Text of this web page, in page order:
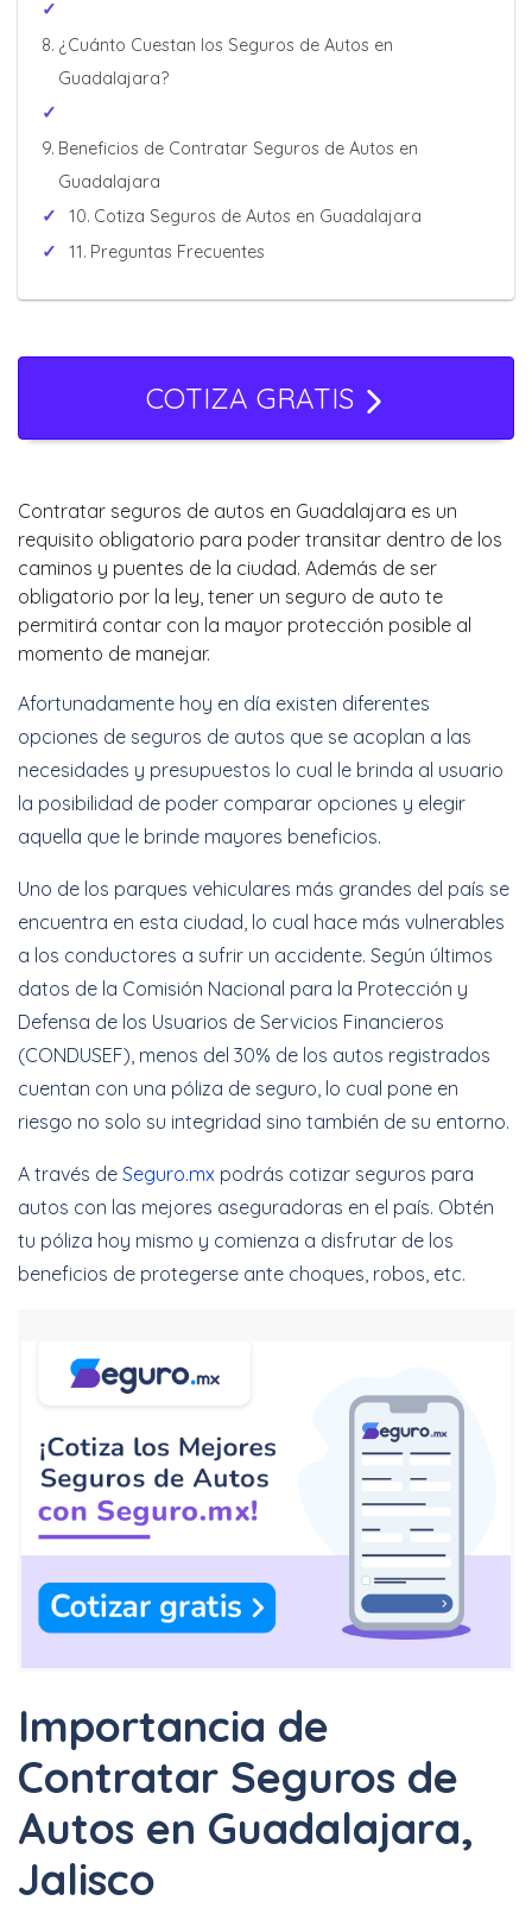
¿Cuánto Cuestan los Seguros de Autos en
Guadalajara?
Beneficios de Contratar Seguros de Autos en
Guadalajara
Cotiza Seguros de Autos en Guadalajara
Preguntas Frecuentes
COTIZA GRATIS
Contratar seguros de autos en Guadalajara es un
requisito obligatorio para poder transitar dentro de los
caminos y puentes de la ciudad. Además de ser
obligatorio por la ley, tener un seguro de auto te
permitirá contar con la mayor protección posible al
momento de manejar.
Afortunadamente hoy en día existen diferentes
opciones de seguros de autos que se acoplan a las
necesidades y presupuestos lo cual le brinda al usuario
la posibilidad de poder comparar opciones y elegir
aquella que le brinde mayores beneficios.
Uno de los parques vehiculares más grandes del país se
encuentra en esta ciudad, lo cual hace más vulnerables
a los conductores a sufrir un accidente. Según últimos
datos de la Comisión Nacional para la Protección y
Defensa de los Usuarios de Servicios Financieros
(CONDUSEF), menos del 30% de los autos registrados
cuentan con una póliza de seguro, lo cual pone en
riesgo no solo su integridad sino también de su entorno.
A través de Seguro.mx podrás cotizar seguros para
autos con las mejores aseguradoras en el país. Obtén
tu póliza hoy mismo y comienza a disfrutar de los
beneficios de protegerse ante choques, robos, etc.
Importancia de
Contratar Seguros de
Autos en Guadalajara,
Jalisco